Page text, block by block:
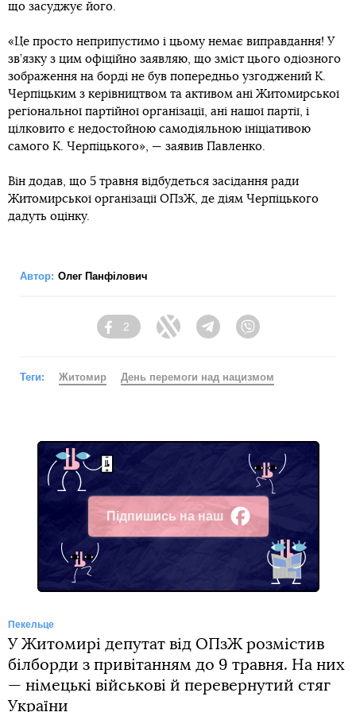
що засуджує його.
«Це просто неприпустимо і цьому немає виправдання! У
зв’язку з цим офіційно заявляю, що зміст цього одіозного
зображення на борді не був попередньо узгоджений К.
Черпіцьким з керівництвом та активом ані Житомирської
регіональної партійної організації, ані нашої партії, і
цілковито є недостойною самодіяльною ініціативою
самого К. Черпіцького», — заявив Павленко.
Він додав, що 5 травня відбудеться засідання ради
Житомирської організації ОПзЖ, де діям Черпіцького
дадуть оцінку.
Автор: Олег Панфілович
Facebook
2
Twitter Telegram
Теги: Житомир День перемоги над нацизмом
Підпишись на наш
Facebook
Пекельце
У Житомирі депутат від ОПзЖ розмістив
білборди з привітанням до 9 травня. На них
— німецькі військові й перевернутий стяг
України